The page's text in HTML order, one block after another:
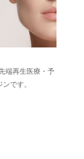
端再生医療・予
です。